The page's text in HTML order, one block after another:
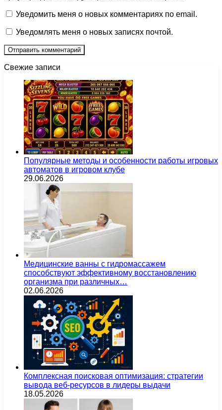
Уведомить меня о новых комментариях по email.
Уведомлять меня о новых записях почтой.
Свежие записи
Популярные методы и особенности работы игровых
автоматов в игровом клубе
29.06.2026
Медицинские ванны с гидромассажем
способствуют эффективному восстановлению
организма при различных…
02.06.2026
Комплексная поисковая оптимизация: стратегии
вывода веб-ресурсов в лидеры выдачи
18.05.2026